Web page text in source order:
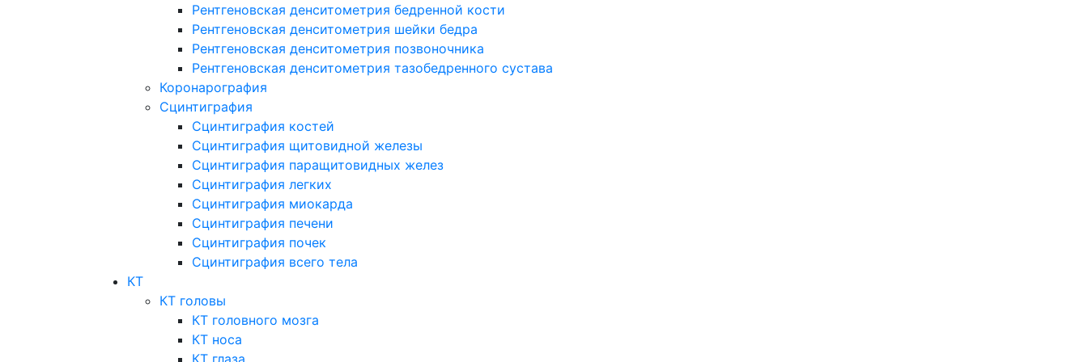
Рентгеновская денситометрия бедренной кости
Рентгеновская денситометрия шейки бедра
Рентгеновская денситометрия позвоночника
Рентгеновская денситометрия тазобедренного сустава
Коронарография
Сцинтиграфия
Сцинтиграфия костей
Сцинтиграфия щитовидной железы
Сцинтиграфия паращитовидных желез
Сцинтиграфия легких
Сцинтиграфия миокарда
Сцинтиграфия печени
Сцинтиграфия почек
Сцинтиграфия всего тела
КТ
КТ головы
КТ головного мозга
КТ носа
КТ глаза